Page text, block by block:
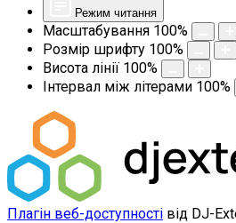
Режим читання
Масштабування 100%
Розмір шрифту 100%
Висота лінії 100%
Інтервал між літерами 100%
Плагін веб-доступності від DJ-